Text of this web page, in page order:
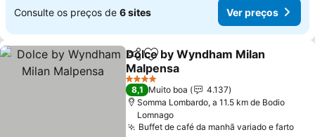
Consulte os preços de 6 sites Ver preços
PartilharAdicionar aos favoritos
Dolce by Wyndham Milan
Malpensa
Ver preços
4 Estrelas
8,1 Muito boa
4.137
Somma Lombardo, a 11.5 km de Bodio
Lomnago
Buffet de café da manhã variado e fartoVer